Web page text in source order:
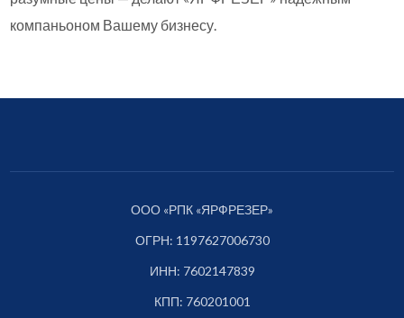
компаньоном Вашему бизнесу.
ООО «РПК «ЯРФРЕЗЕР»
ОГРН: 1197627006730
ИНН: 7602147839
КПП: 760201001